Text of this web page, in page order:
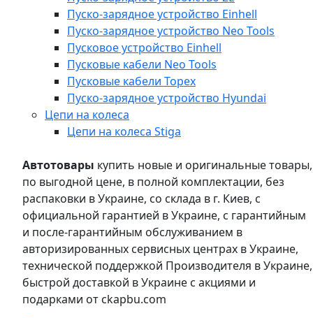
Пуско-зарядное устройство Einhell
Пуско-зарядное устройство Neo Tools
Пусковое устройство Einhell
Пусковые кабели Neo Tools
Пусковые кабели Topex
Пуско-зарядное устройство Hyundai
Цепи на колеса
Цепи на колеса Stiga
Автотовары купить новые и оригинальные товары,
по выгодной цене, в полной комплектации, без
распаковки в Украине, со склада в г. Киев, с
официальной гарантией в Украине, с гарантийным
и после-гарантийным обслуживанием в
авторизированных сервисных центрах в Украине,
технической поддержкой Производителя в Украине,
быстрой доставкой в Украине с акциями и
подарками от ckapbu.com